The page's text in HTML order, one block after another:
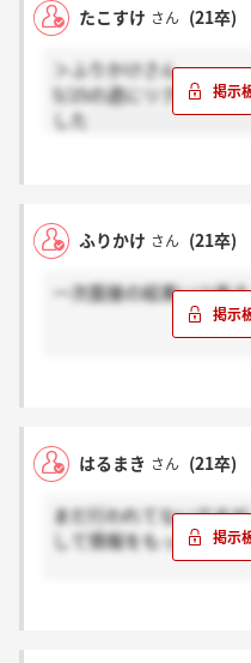
たこすけ さん (21卒)
＞ふりかけさん
5/25の週にリクナビメ
した
ふりかけ さん (21卒)
一次面接の結果いつ来
はるまき さん (21卒)
まだ行われてないです
して情報をもってる方